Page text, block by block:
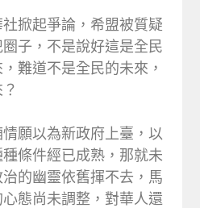
掀起爭論，希盟被質疑
子，不是說好這是全民
難道不是全民的未來，
願以為新政府上臺，以
條件經已成熟，那就未
的幽靈依舊揮不去，馬
態尚未調整，對華人還